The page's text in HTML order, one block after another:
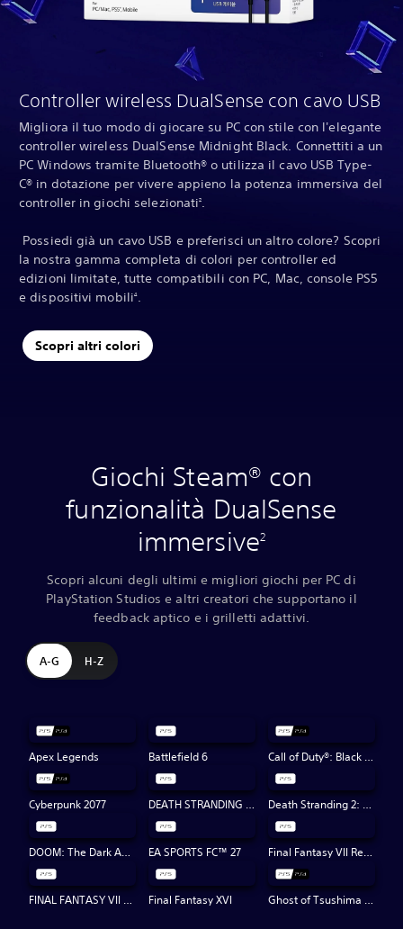
Controller wireless DualSense con cavo USB
Migliora il tuo modo di giocare su PC con stile con l'elegante
controller wireless DualSense Midnight Black. Connettiti a un
PC Windows tramite Bluetooth® o utilizza il cavo USB Type-
C® in dotazione per vivere appieno la potenza immersiva del
controller in giochi selezionati2 ‎.
‎ Possiedi già un cavo USB e preferisci un altro colore? Scopri
la nostra gamma completa di colori per controller ed
edizioni limitate, tutte compatibili con PC, Mac, console PS5
e dispositivi mobili 4 ‎.
Scopri altri colori
Giochi Steam® con
funzionalità DualSense
immersive2
Scopri alcuni degli ultimi e migliori giochi per PC di
PlayStation Studios e altri creatori che supportano il
feedback aptico e i grilletti adattivi.
A-G H-Z
Apex Legends Battlefield 6 Call of Duty®: Black Ops 7
Cyberpunk 2077 DEATH STRANDING DIRECTOR'S CUT Death Stranding 2: On the Beach
DOOM: The Dark Ages EA SPORTS FC™ 27 Final Fantasy VII Rebirth
FINAL FANTASY VII REMAKE INTERGRADE Final Fantasy XVI Ghost of Tsushima Director's Cut